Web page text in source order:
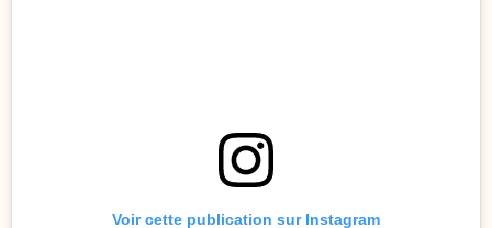
Voir cette publication sur Instagram